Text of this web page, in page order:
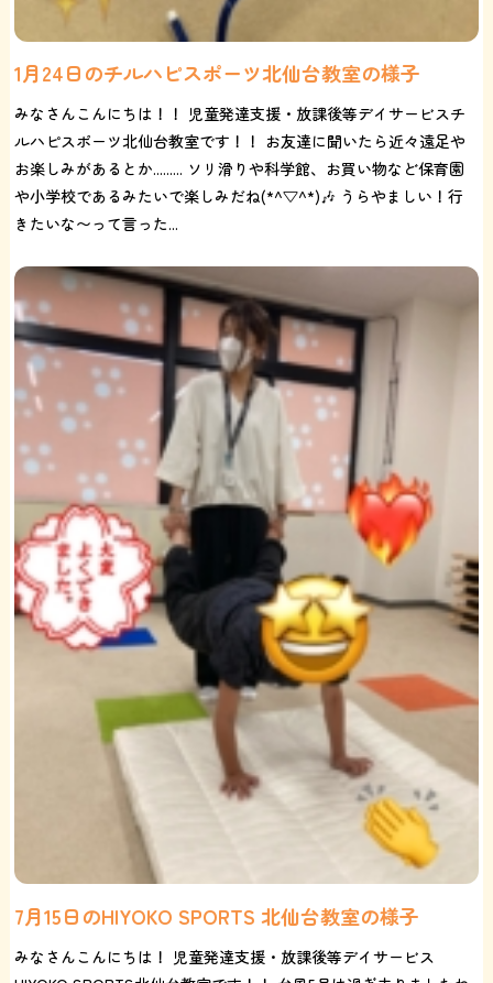
1月24日のチルハピスポーツ北仙台教室の様子
みなさんこんにちは！！ 児童発達支援・放課後等デイサービスチ
ルハピスポーツ北仙台教室です！！ お友達に聞いたら近々遠足や
お楽しみがあるとか......... ソリ滑りや科学館、お買い物など保育園
や小学校であるみたいで楽しみだね(*^▽^*)🎶 うらやましい！行
きたいな〜って言った...
7月15日のHIYOKO SPORTS 北仙台教室の様子
みなさんこんにちは！ 児童発達支援・放課後等デイサービス